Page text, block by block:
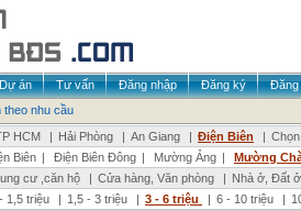
Dự án Tư vấn Đăng nhập Đăng ký
Đăng
theo nhu cầu
HCM | Hải Phòng | An Giang | Điện Biên |
Biên | Điện Biên Đông | Mường Ảng |
Mường
cư ,căn hộ | Cửa hàng, Văn phòng | Nhà ở, Đất ở
1,5 triệu | 1,5 - 3 triệu | 3 - 6 triệu | 6 - 10 triệu |